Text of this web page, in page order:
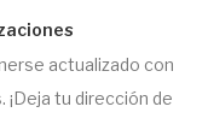
actualizado con
tu dirección de